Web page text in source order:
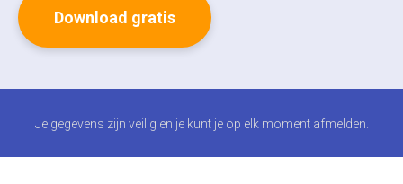
Je gegevens zijn veilig en je kunt je op elk moment afmelden.